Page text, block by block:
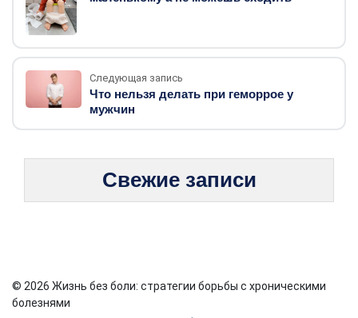
Следующая запись
Что нельзя делать при геморрое у
мужчин
Свежие записи
© 2026 Жизнь без боли: стратегии борьбы с хроническими
болезнями